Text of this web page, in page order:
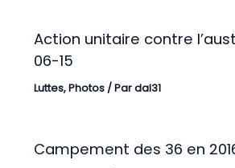
Action unitaire contre
06-15
Luttes,Photos/ Pardal31
Campement des 36 en